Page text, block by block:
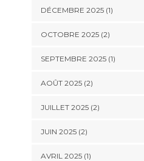
DÉCEMBRE 2025(1)
OCTOBRE 2025(2)
SEPTEMBRE 2025(1)
AOÛT 2025(2)
JUILLET 2025(2)
JUIN 2025(2)
AVRIL 2025(1)